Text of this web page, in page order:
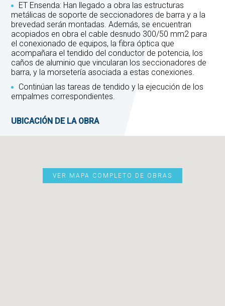
ET Ensenda: Han llegado a obra las estructuras
metálicas de soporte de seccionadores de barra y a la
brevedad serán montadas. Además, se encuentran
acopiados en obra el cable desnudo 300/50 mm2 para
el conexionado de equipos, la fibra óptica que
acompañara el tendido del conductor de potencia, los
caños de aluminio que vincularan los seccionadores de
barra, y la morsetería asociada a estas conexiones.
Continúan las tareas de tendido y la ejecución de los
empalmes correspondientes.
UBICACIÓN DE LA OBRA
VER MAPA COMPLETO DE OBRAS